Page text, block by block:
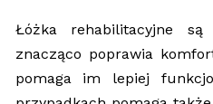
Łóżka rehabilitacyjne
znacząco poprawia
pomaga im lepiej